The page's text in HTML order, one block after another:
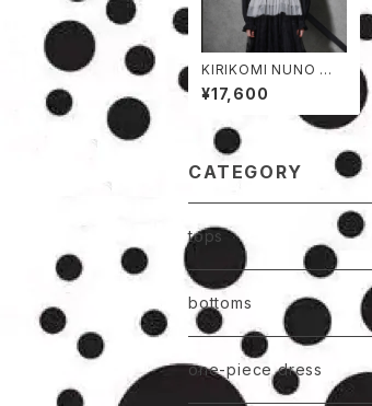
KIRIKOMI NUNO ベ
スト
¥17,600
CATEGORY
tops
bottoms
one-piece dress